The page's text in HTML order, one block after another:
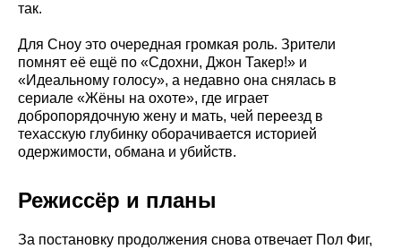
так.
Для Сноу это очередная громкая роль. Зрители
помнят её ещё по «Сдохни, Джон Такер!» и
«Идеальному голосу», а недавно она снялась в
сериале «Жёны на охоте», где играет
добропорядочную жену и мать, чей переезд в
техасскую глубинку оборачивается историей
одержимости, обмана и убийств.
Режиссёр и планы
За постановку продолжения снова отвечает Пол Фиг,